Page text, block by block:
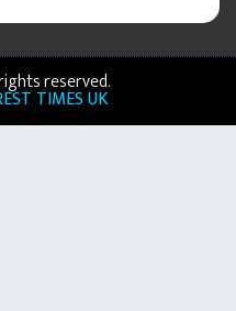
reserved.
TIMES UK